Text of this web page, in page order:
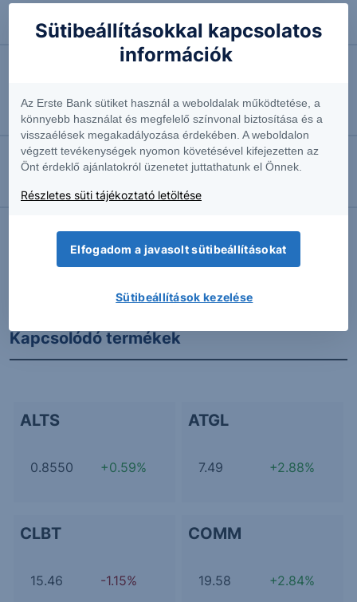
Stabil az agrárkülkereskedelem egyenlege
Vezető agrárszakértő
Aggodalmak a banán jövőjével kapcsolatban
Vezető agrárszakértő
2020.01.16. 10:01
Putyin újrarendezi a sorokat
További Erste elemzések
Kapcsolódó termékek
ALTS
0.8550 +0.59%
ATGL
7.49 +2.88%
CLBT
15.46 -1.15%
COMM
19.58 +2.84%
Sütibeállításokkal kapcsolatos
információk
Az Erste Bank sütiket használ a weboldalak működtetése, a
könnyebb használat és megfelelő színvonal biztosítása és a
visszaélések megakadályozása érdekében. A weboldalon
végzett tevékenységek nyomon követésével kifejezetten az
Önt érdeklő ajánlatokról üzenetet juttathatunk el Önnek.
Részletes süti tájékoztató letöltése
Elfogadom a javasolt sütibeállításokat
Sütibeállítások kezelése